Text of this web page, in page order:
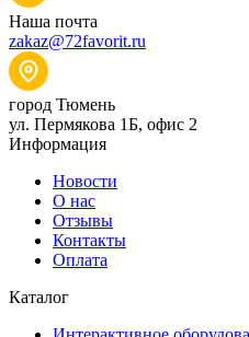
Наша почта
zakaz@72favorit.ru
город Тюмень
ул. Пермякова 1Б, офис 2
Информация
Новости
О нас
Отзывы
Контакты
Оплата
Каталог